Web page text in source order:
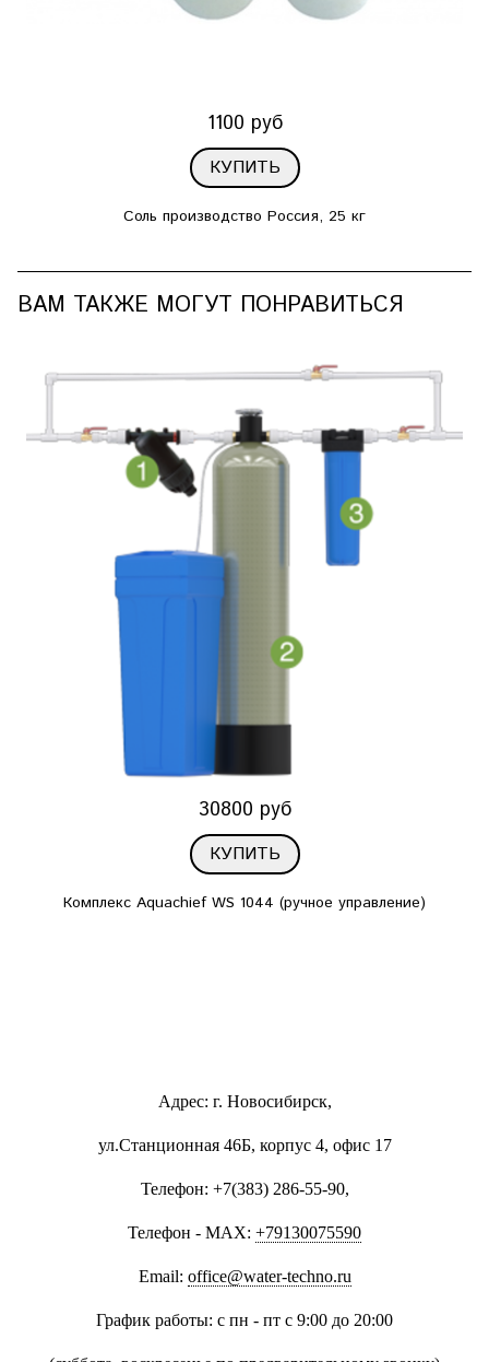
1100 руб
КУПИТЬ
Соль производство Россия, 25 кг
ВАМ ТАКЖЕ МОГУТ ПОНРАВИТЬСЯ
30800 руб
КУПИТЬ
Комплекс Aquachief WS 1044 (ручное управление)
Адрес: г. Новосибирск,
ул.Станционная 46Б, корпус 4, офис 17
Телефон: +7(383) 286-55-90,
Телефон - MAX: +79130075590
Email: office@water-techno.ru
График работы: с пн - пт с 9:00 до 20:00